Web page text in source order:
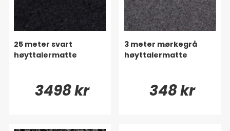
25 meter svart
høyttalermatte
3498 kr
3 meter mørkegrå
høyttalermatte
348 kr